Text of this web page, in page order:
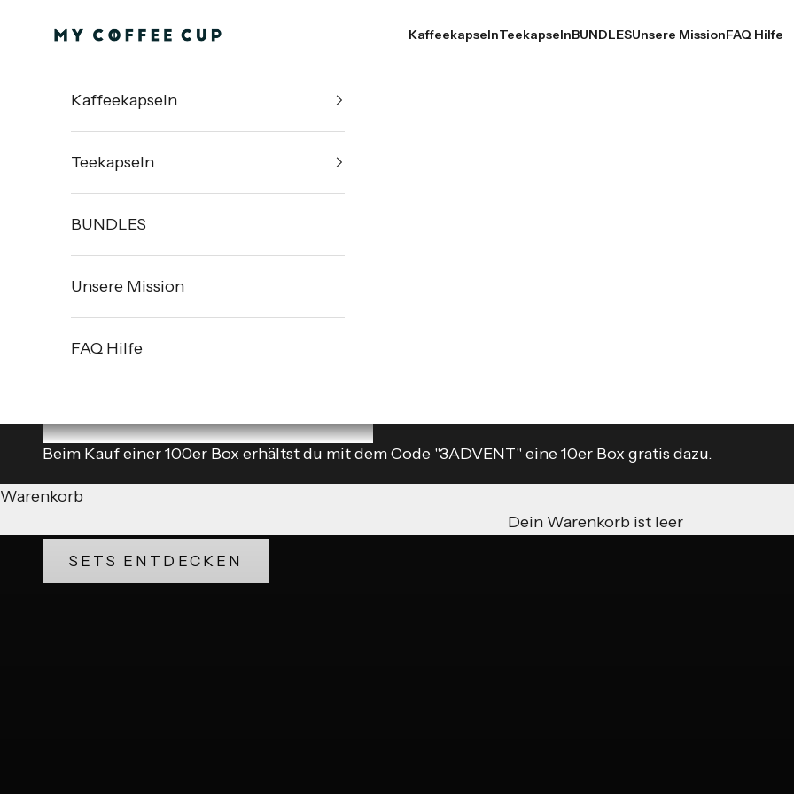
MyCoffeeCup.de KaffeekapselnTeekapselnBUNDLESUnsere MissionFAQ Hilfe
Kaffeekapseln
Teekapseln
BUNDLES
Unsere Mission
FAQ Hilfe
Beim Kauf einer 100er Box erhältst du mit dem Code "3ADVENT" eine 10er Box gratis dazu.
Warenkorb
Dein Warenkorb ist leer
Es ist offiziell: MyCoffeeCup × Lazy Heroes
Manche Kombinationen sind so logisch – warum eigentlich erst jetzt?
SETS ENTDECKEN